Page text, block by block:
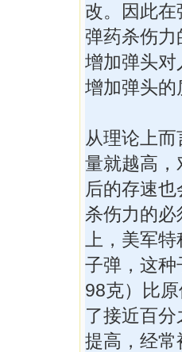
改。因此
弹药杀伤力
增加弹头
增加弹头的
从理论上
量就越高
后的存速
杀伤力的
上，美军
子弹，这
98克）比
了接近百
提高，经